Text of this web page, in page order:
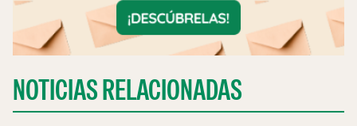
NOTICIAS RELACIONADAS